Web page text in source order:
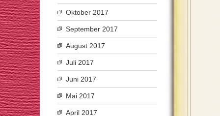
Oktober 2017
September 2017
August 2017
Juli 2017
Juni 2017
Mai 2017
April 2017